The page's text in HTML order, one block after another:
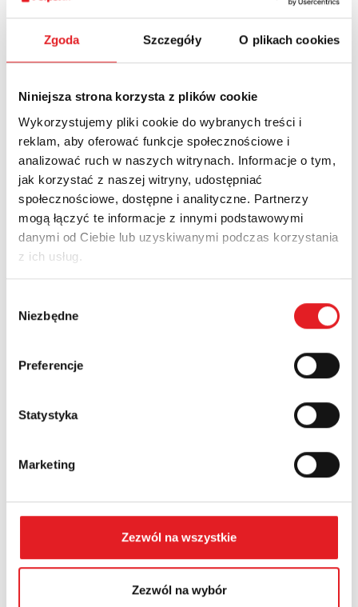
Zgoda Szczegóły O plikach cookies
Niniejsza strona korzysta z plików cookie
Wykorzystujemy pliki cookie do wybranych treści i
reklam, aby oferować funkcje społecznościowe i
analizować ruch w naszych witrynach. Informacje o tym,
jak korzystać z naszej witryny, udostępniać
społecznościowe, dostępne i analityczne. Partnerzy
mogą łączyć te informacje z innymi podstawowymi
danymi od Ciebie lub uzyskiwanymi podczas korzystania
z ich usług.
zgody
Niezbędne
Preferencje
Statystyka
Marketing
Zezwól na wszystkie
Zezwól na wybór
Ask for the details of the offer
Name: *
Email: *
Company:
Phone:
Contents: *
I consent to the processing of my personal data by
Relpol S.A. More information on the processing of
personal data in thePrivacy Policy*
I have read thePrivacy Policy*